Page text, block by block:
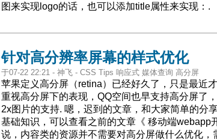
图来实现logo的话，也可以添加title属性来实现：.
针对高分辨率屏幕的样式优化
于07-22 22:21 - 神飞 - CSS Tips 响应式 媒体查询 高分屏
苹果定义高分屏（retina）已经好久了，只是最近
重视高分屏下的表现，QQ空间也早支持高分屏了
2x图片的支持. 嗯，迟到的文章，和大家简单的分
基础知识，可以查看之前的文章《 移动端webapp
说，内容类的资源并不需要对高分屏做什么优化，